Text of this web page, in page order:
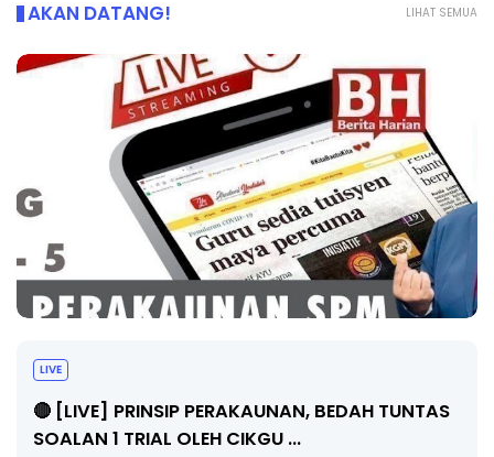
LIHAT SEMUA
AKAN DATANG!
BICARA PROFESIONAL 8 : TIMBALAN KETUA
PENGARAH PENDIDIKAN MALAYSIA
Unknown 9 hari yang lalu